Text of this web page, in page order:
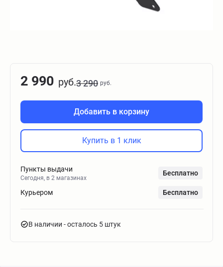
2 990 руб.3 290 руб.
Добавить в корзину
Купить в 1 клик
Пункты выдачи
Сегодня, в 2 магазинах
Бесплатно
Курьером Бесплатно
В наличии - осталось 5 штук